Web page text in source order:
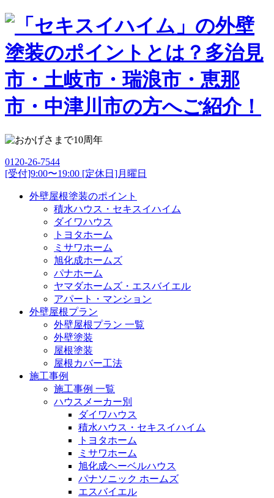
0120-26-7544
[受付]9:00〜19:00 [定休日]月曜日
外壁屋根塗装のポイント
積水ハウス・セキスイハイム
ダイワハウス
トヨタホーム
ミサワホーム
旭化成ホームズ
パナホーム
ヤマダホームズ・エスバイエル
アパート・マンション
外壁屋根プラン
外壁屋根プラン 一覧
外壁塗装
屋根塗装
屋根カバー工法
施工事例
施工事例 一覧
ハウスメーカー別
ダイワハウス
積水ハウス・セキスイハイム
トヨタホーム
ミサワホーム
旭化成ヘーベルハウス
パナソニック ホームズ
エスバイエル